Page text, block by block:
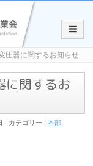
圧器に関するお知らせ
に関するお
カテゴリー :本部